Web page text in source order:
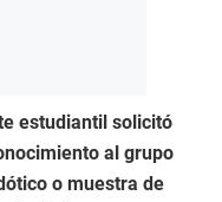
estudiantil solicitó
al grupo
o muestra de